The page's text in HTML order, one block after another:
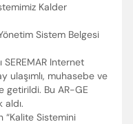
Kalder
Sistem Belgesi
Internet
ulaşımlı, muhasebe ve
getirildi. Bu AR-GE
aldı.
“Kalite Sistemini